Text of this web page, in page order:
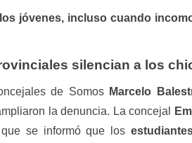
jóvenes, incluso cuando
silencian a los
de Somos Marcelo
la denuncia. La concejal
se informó que los